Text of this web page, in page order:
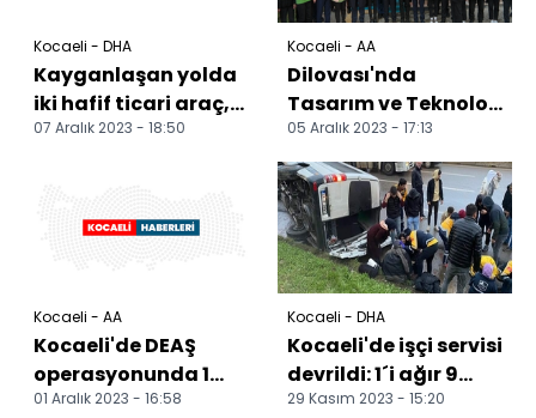
Kocaeli - DHA
Kayganlaşan yolda
iki hafif ticari araç,
tankere çarptı: 1´i
07 Aralık 2023 - 18:50
Kocaeli - AA
Dilovası'nda
Tasarım ve Teknoloji
Atölyesi ile E-Sınav
Merkezi açıldı
05 Aralık 2023 - 17:13
Kocaeli - AA
Kocaeli'de DEAŞ
operasyonunda 1
şüpheli tutuklandı
01 Aralık 2023 - 16:58
Kocaeli - DHA
Kocaeli'de işçi servisi
devrildi: 1´i ağır 9
yaralı
29 Kasım 2023 - 15:20